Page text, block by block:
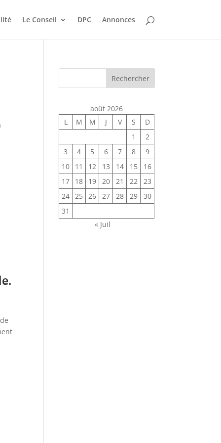
Le Conseil DPC Annonces
Rechercher
août 2026
L
M M J V S
D
1
2
3
4 5 6 7 8
9
10
11 12 13 14 15
16
17
18 19 20 21 22
23
24 25 26 27 28 29
30
31
« Juil